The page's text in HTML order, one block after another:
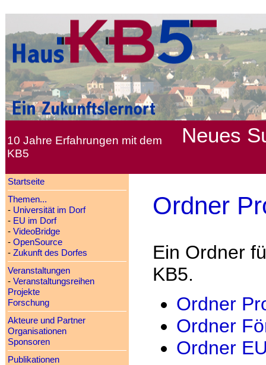
10 Jahre Erfahrungen mit dem
KB5
Neues
Startseite
Themen...
- Universität im Dorf
- EU im Dorf
- VideoBridge
- OpenSource
- Zukunft des Dorfes
Veranstaltungen
- Veranstaltungsreihen
Projekte
Forschung
Akteure und Partner
Organisationen
Sponsoren
Publikationen
Ordner
Ein Ordner
KB5.
Ordner
Ordner
Ordner